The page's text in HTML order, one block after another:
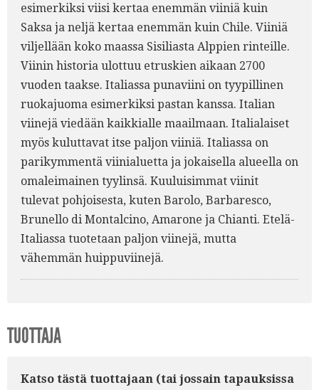
esimerkiksi viisi kertaa enemmän viiniä kuin
Saksa ja neljä kertaa enemmän kuin Chile. Viiniä
viljellään koko maassa Sisiliasta Alppien rinteille.
Viinin historia ulottuu etruskien aikaan 2700
vuoden taakse. Italiassa punaviini on tyypillinen
ruokajuoma esimerkiksi pastan kanssa. Italian
viinejä viedään kaikkialle maailmaan. Italialaiset
myös kuluttavat itse paljon viiniä. Italiassa on
parikymmentä viinialuetta ja jokaisella alueella on
omaleimainen tyylinsä. Kuuluisimmat viinit
tulevat pohjoisesta, kuten Barolo, Barbaresco,
Brunello di Montalcino, Amarone ja Chianti. Etelä-
Italiassa tuotetaan paljon viinejä, mutta
vähemmän huippuviinejä.
TUOTTAJA
Katso tästä tuottajaan (tai jossain tapauksissa